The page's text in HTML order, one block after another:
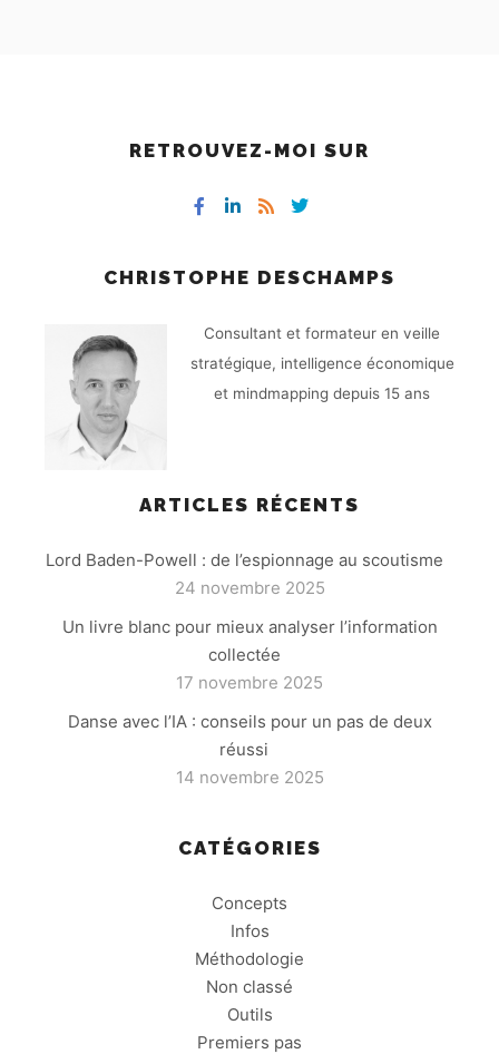
RETROUVEZ-MOI SUR
CHRISTOPHE DESCHAMPS
Consultant et formateur en veille
stratégique, intelligence économique
et mindmapping depuis 15 ans
ARTICLES RÉCENTS
Lord Baden-Powell : de l’espionnage au scoutisme
24 novembre 2025
Un livre blanc pour mieux analyser l’information
collectée
17 novembre 2025
Danse avec l’IA : conseils pour un pas de deux
réussi
14 novembre 2025
CATÉGORIES
Concepts
Infos
Méthodologie
Non classé
Outils
Premiers pas